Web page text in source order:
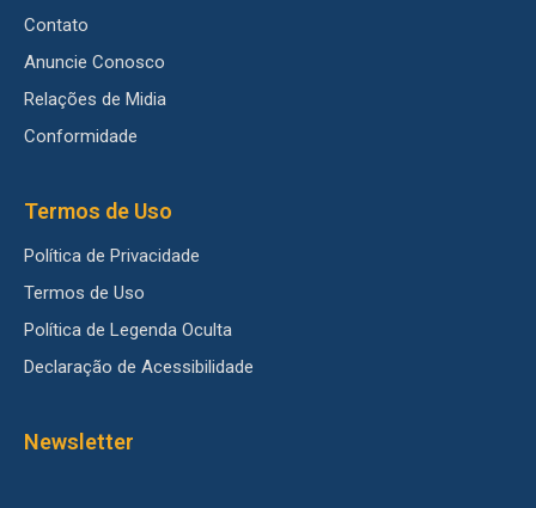
Contato
Anuncie Conosco
Relações de Midia
Conformidade
Termos de Uso
Política de Privacidade
Termos de Uso
Política de Legenda Oculta
Declaração de Acessibilidade
Newsletter